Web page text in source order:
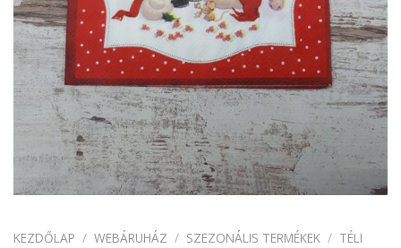
KEZDŐLAP / WEBÁRUHÁZ / SZEZONÁLIS TERMÉKEK / TÉLI